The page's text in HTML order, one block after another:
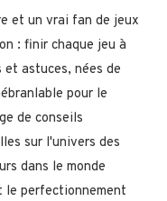
et un vrai fan de jeux
: finir chaque jeu à
astuces, nées de
pour le
de conseils
sur l'univers des
dans le monde
le perfectionnement